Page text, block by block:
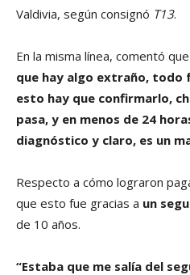
Valdivia, según consignó T13.
En la misma línea, comentó que
que hay algo extraño, todo
esto hay que confirmarlo,
pasa, y en menos de 24
diagnóstico y claro, es un
Respecto a cómo lograron
que esto fue gracias a un
de 10 años.
“Estaba que me salía del